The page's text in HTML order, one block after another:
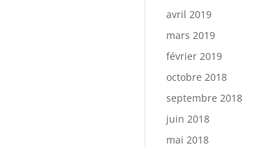
avril 2019
mars 2019
février 2019
octobre 2018
septembre 2018
juin 2018
mai 2018